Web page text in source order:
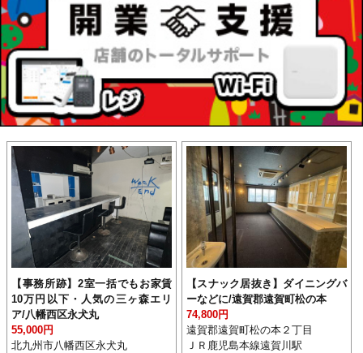
【事務所跡】2室一括でもお家賃
10万円以下・人気の三ヶ森エリ
ア/八幡西区永犬丸
55,000円
北九州市八幡西区永犬丸
【スナック居抜き】ダイニングバ
ーなどに/遠賀郡遠賀町松の本
74,800円
遠賀郡遠賀町松の本２丁目
ＪＲ鹿児島本線遠賀川駅